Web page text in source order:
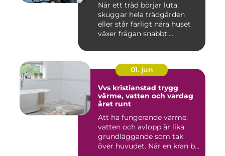
När ett träd börjar luta,
skuggar hela trädgården
eller står farligt nära huset
växer frågan snabbt:...
01. jun
Vvs kristianstad trygg
värme, vatten och vardag
året runt
Att ha fungerande värme,
vatten och avlopp är lika
grundläggande som tak
över huvudet. När en kran b...